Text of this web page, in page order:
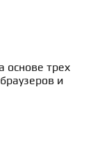
основе трех
и